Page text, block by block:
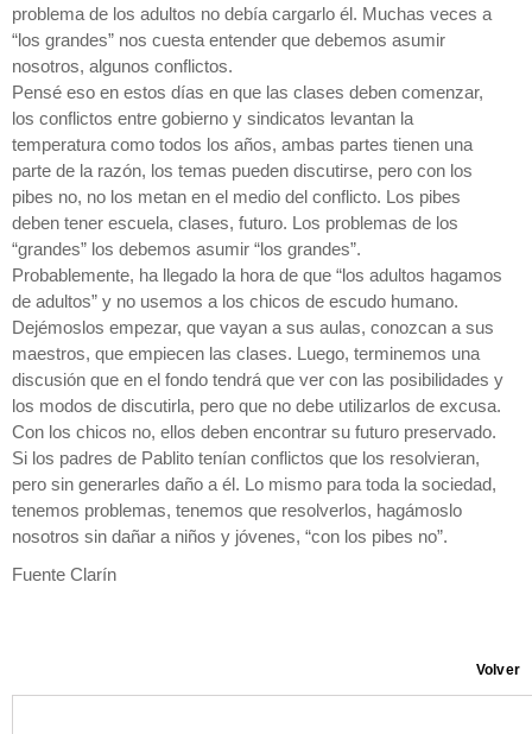
problema de los adultos no debía cargarlo él. Muchas veces a
“los grandes” nos cuesta entender que debemos asumir
nosotros, algunos conflictos.
Pensé eso en estos días en que las clases deben comenzar,
los conflictos entre gobierno y sindicatos levantan la
temperatura como todos los años, ambas partes tienen una
parte de la razón, los temas pueden discutirse, pero con los
pibes no, no los metan en el medio del conflicto. Los pibes
deben tener escuela, clases, futuro. Los problemas de los
“grandes” los debemos asumir “los grandes”.
Probablemente, ha llegado la hora de que “los adultos hagamos
de adultos” y no usemos a los chicos de escudo humano.
Dejémoslos empezar, que vayan a sus aulas, conozcan a sus
maestros, que empiecen las clases. Luego, terminemos una
discusión que en el fondo tendrá que ver con las posibilidades y
los modos de discutirla, pero que no debe utilizarlos de excusa.
Con los chicos no, ellos deben encontrar su futuro preservado.
Si los padres de Pablito tenían conflictos que los resolvieran,
pero sin generarles daño a él. Lo mismo para toda la sociedad,
tenemos problemas, tenemos que resolverlos, hagámoslo
nosotros sin dañar a niños y jóvenes, “con los pibes no”.
Fuente Clarín
Volver